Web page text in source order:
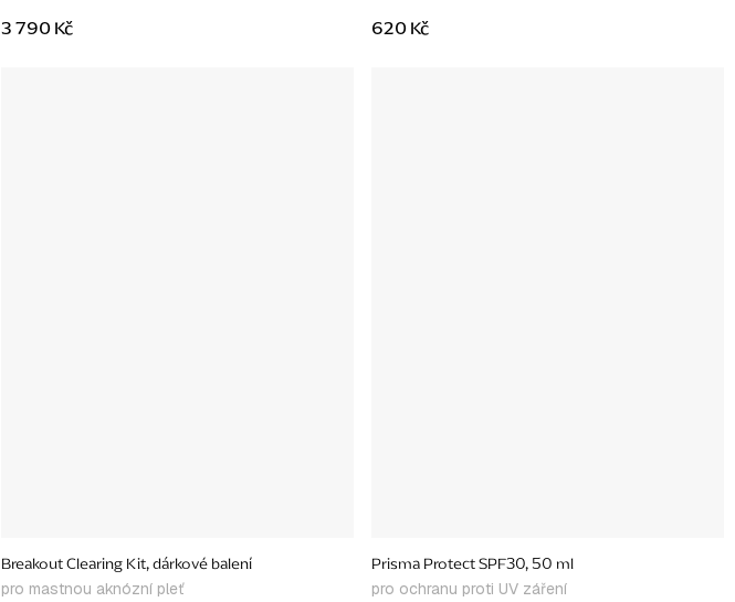
3 790 Kč 620 Kč
Breakout Clearing Kit, dárkové balení
pro mastnou aknózní pleť
Prisma Protect SPF30, 50 ml
pro ochranu proti UV záření